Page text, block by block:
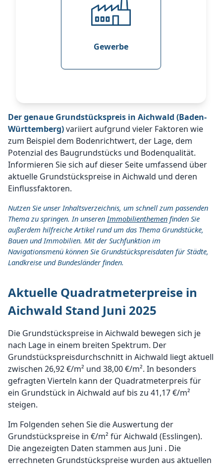
Gewerbe
Der genaue Grundstückspreis in Aichwald (Baden-
Württemberg)variiert aufgrund vieler Faktoren wie
zum Beispiel dem Bodenrichtwert, der Lage, dem
Potenzial des Baugrundstücks und Bodenqualität.
Informieren Sie sich auf dieser Seite umfassend über
aktuelle Grundstückspreise in Aichwald und deren
Einflussfaktoren.
Nutzen Sie unser Inhaltsverzeichnis, um schnell zum passenden
Thema zu springen. In unserenImmobilienthemen finden Sie
außerdem hilfreiche Artikel rund um das Thema Grundstücke,
Bauen und Immobilien. Mit der Suchfunktion im
Navigationsmenü können Sie Grundstückspreisdaten für Städte,
Landkreise und Bundesländer finden.
Aktuelle Quadratmeterpreise in
Aichwald Stand Juni 2025
Die Grundstückspreise in Aichwald bewegen sich je
nach Lage in einem breiten Spektrum. Der
Grundstückspreisdurchschnitt in Aichwald liegt aktuell
zwischen 26,92 €/m² und 38,00 €/m². In besonders
gefragten Vierteln kann der Quadratmeterpreis für
ein Grundstück in Aichwald auf bis zu 41,17 €/m²
steigen.
Im Folgenden sehen Sie die Auswertung der
Grundstückspreise in €/m² für Aichwald (Esslingen).
Die angezeigten Daten stammen aus Juni . Die
errechneten Grundstückspreise wurden aus aktuellen